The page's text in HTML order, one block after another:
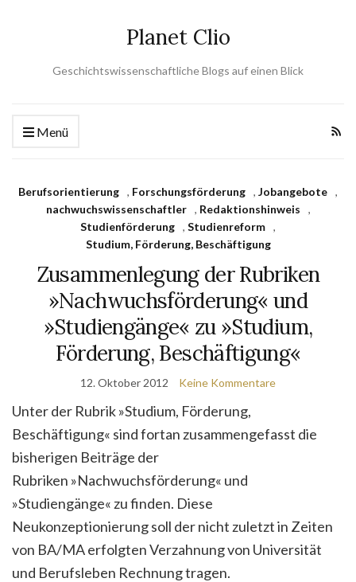
Planet Clio
Geschichtswissenschaftliche Blogs auf einen Blick
Menü
Berufsorientierung , Forschungsförderung , Jobangebote ,
nachwuchswissenschaftler
, Redaktionshinweis
,
Studienförderung , Studienreform ,
Studium, Förderung, Beschäftigung
Zusammenlegung der Rubriken
»Nachwuchsförderung« und
»Studiengänge« zu »Studium,
Förderung, Beschäftigung«
12. Oktober 2012 Keine Kommentare
Unter der Rubrik »Studium, Förderung,
Beschäftigung« sind fortan zusammengefasst die
bisherigen Beiträge der
Rubriken »Nachwuchsförderung« und
»Studiengänge« zu finden. Diese
Neukonzeptionierung soll der nicht zuletzt in Zeiten
von BA/MA erfolgten Verzahnung von Universität
und Berufsleben Rechnung tragen.